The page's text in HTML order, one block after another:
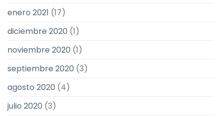
enero 2021 (17)
diciembre 2020 (1)
noviembre 2020 (1)
septiembre 2020 (3)
agosto 2020 (4)
julio 2020 (3)